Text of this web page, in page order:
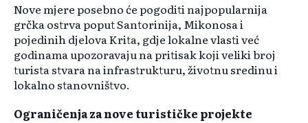
Nove mjere posebno će pogoditi najpopularnija
grčka ostrva poput Santorinija, Mikonosa i
pojedinih djelova Krita, gdje lokalne vlasti već
godinama upozoravaju na pritisak koji veliki broj
turista stvara na infrastrukturu, životnu sredinu i
lokalno stanovništvo.
Ograničenja za nove turističke projekte